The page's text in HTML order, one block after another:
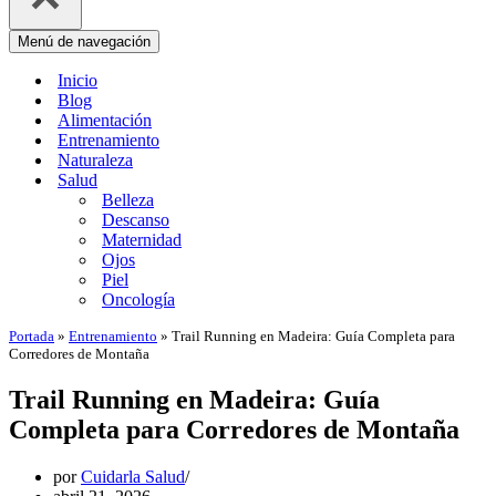
Menú de navegación
Inicio
Blog
Alimentación
Entrenamiento
Naturaleza
Salud
Belleza
Descanso
Maternidad
Ojos
Piel
Oncología
Portada » Entrenamiento » Trail Running en Madeira: Guía Completa para
Corredores de Montaña
Trail Running en Madeira: Guía
Completa para Corredores de Montaña
porCuidarla Salud